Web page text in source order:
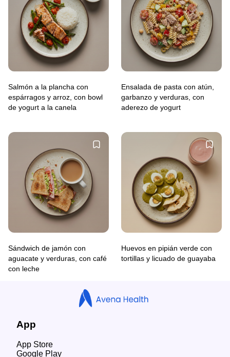
Salmón a la plancha con
espárragos y arroz, con bowl
de yogurt a la canela
Ensalada de pasta con atún,
garbanzo y verduras, con
aderezo de yogurt
Sándwich de jamón con
aguacate y verduras, con café
con leche
Huevos en pipián verde con
tortillas y licuado de guayaba
App
App Store
Google Play